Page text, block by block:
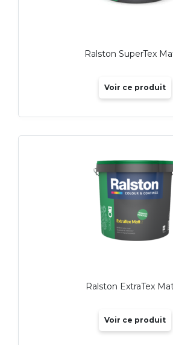
Ralston SuperTex
Voir ce produit
Ralston ExtraTex
Voir ce produit